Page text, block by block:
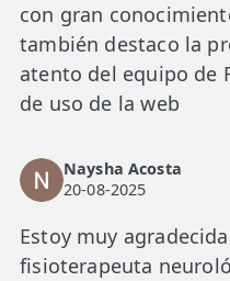
con gran
también destaco la
atento del equipo de
de uso de la web
Naysha Acosta
20-08-2025
Estoy muy
fisioterapeuta